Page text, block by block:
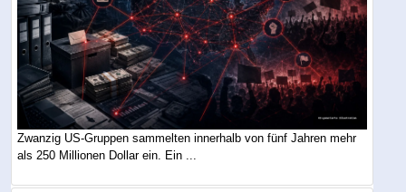
Zwanzig US-Gruppen sammelten innerhalb von fünf Jahren mehr
als 250 Millionen Dollar ein. Ein ...